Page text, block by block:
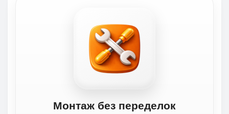
Монтаж без переделок